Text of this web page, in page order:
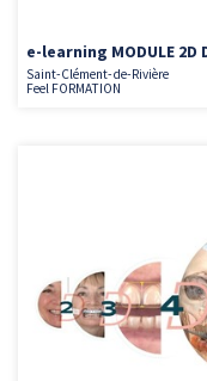
e-learning MODULE
Saint-Clément-de-Rivière
Feel FORMATION